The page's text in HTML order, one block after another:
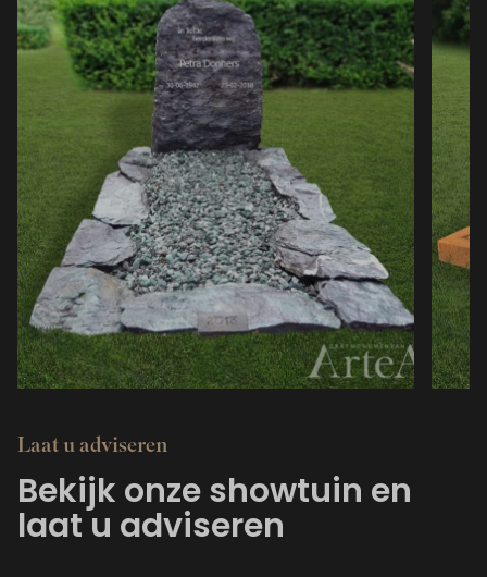
Laat u adviseren
Bekijk onze showtuin en
laat u adviseren